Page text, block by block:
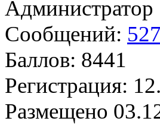
Администратор
Сообщений:
Баллов: 8441
Регистрация:
Размещено